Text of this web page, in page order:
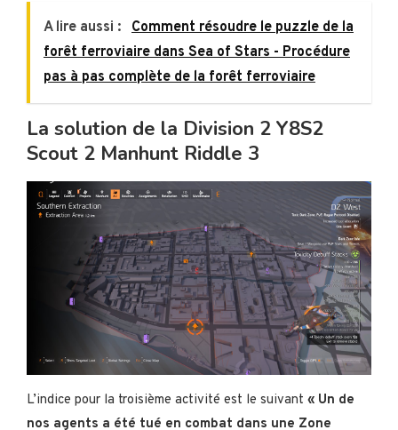
A lire aussi : Comment résoudre le puzzle de la
forêt ferroviaire dans Sea of Stars - Procédure
pas à pas complète de la forêt ferroviaire
La solution de la Division 2 Y8S2
Scout 2 Manhunt Riddle 3
L’indice pour la troisième activité est le suivant « Un de
nos agents a été tué en combat dans une Zone